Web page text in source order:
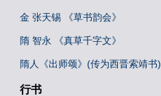
金 张天锡 《草书韵会》
隋 智永 《真草千字文》
隋人《出师颂》(传为西晋索靖书)
行书